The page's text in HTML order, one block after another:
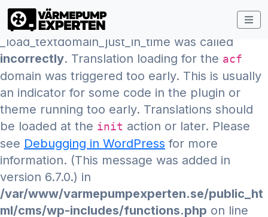
Notice: Function
_load_textdomain_just_in_time was called
incorrectly. Translation loading for the acf
domain was triggered too early. This is usually
an indicator for some code in the plugin or
theme running too early. Translations should
be loaded at the init action or later. Please
see Debugging in WordPress for more
information. (This message was added in
version 6.7.0.) in
/var/www/varmepumpexperten.se/public_ht
ml/cms/wp-includes/functions.php on line